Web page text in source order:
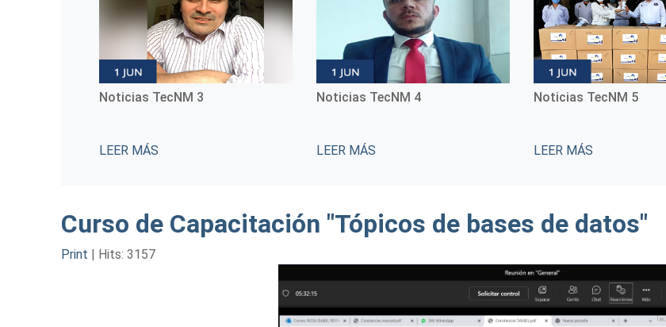
Noticias TecNM 4
LEER MÁS
Noticias TecNM 5
LEER MÁS
Conmemoración del Día
LEER MÁS
Curso de Capacitación "Tópicos de bases de datos"
Print | Hits: 3157